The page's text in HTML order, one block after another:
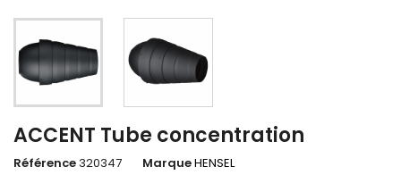
ACCENT Tube concentration
Référence320347 MarqueHENSEL